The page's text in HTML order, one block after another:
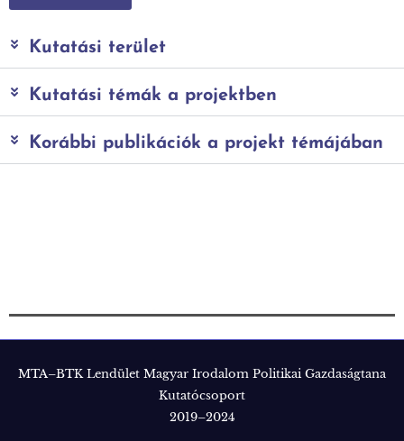
Kutatási terület
Kutatási témák a projektben
Korábbi publikációk a projekt témájában
MTA–BTK Lendület Magyar Irodalom Politikai Gazdaságtana
Kutatócsoport
2019–2024